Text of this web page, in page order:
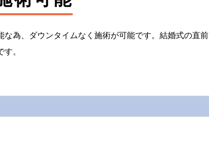
為、ダウンタイムなく施術が可能です。結婚式の直前
。